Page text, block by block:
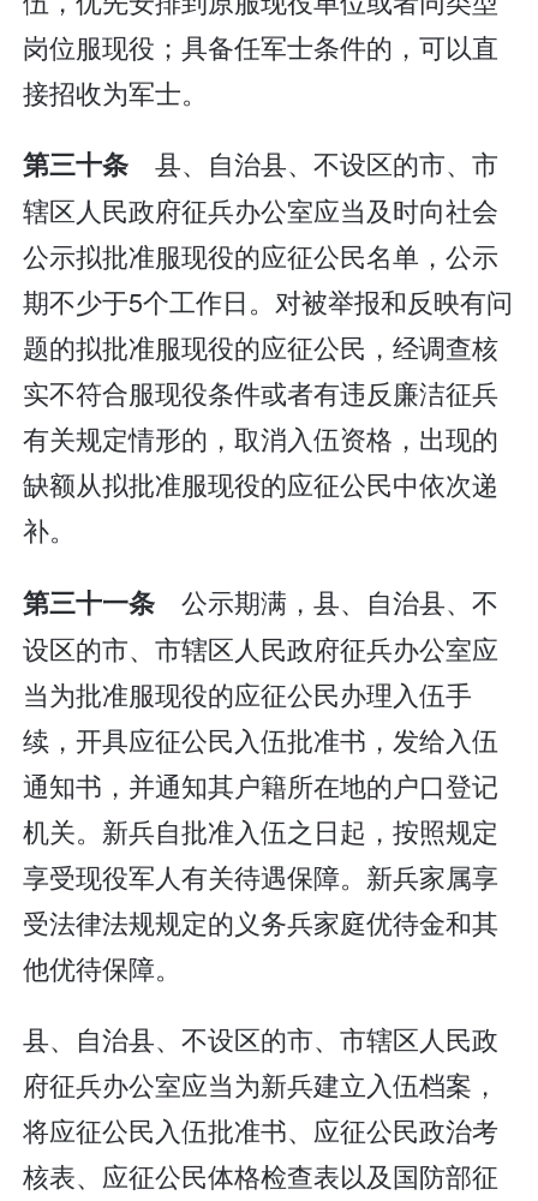
岗位服现役；具备任军士条件的，可以直
接招收为军士。
第三十条 县、自治县、不设区的市、市
辖区人民政府征兵办公室应当及时向社会
公示拟批准服现役的应征公民名单，公示
期不少于5个工作日。对被举报和反映有问
题的拟批准服现役的应征公民，经调查核
实不符合服现役条件或者有违反廉洁征兵
有关规定情形的，取消入伍资格，出现的
缺额从拟批准服现役的应征公民中依次递
补。
第三十一条 公示期满，县、自治县、不
设区的市、市辖区人民政府征兵办公室应
当为批准服现役的应征公民办理入伍手
续，开具应征公民入伍批准书，发给入伍
通知书，并通知其户籍所在地的户口登记
机关。新兵自批准入伍之日起，按照规定
享受现役军人有关待遇保障。新兵家属享
受法律法规规定的义务兵家庭优待金和其
他优待保障。
县、自治县、不设区的市、市辖区人民政
府征兵办公室应当为新兵建立入伍档案，
将应征公民入伍批准书、应征公民政治考
核表、应征公民体格检查表以及国防部征